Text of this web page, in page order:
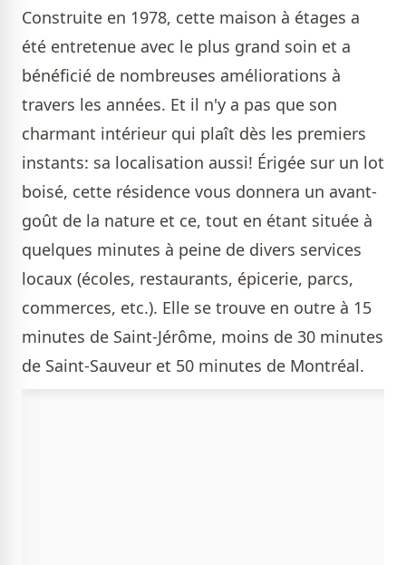
Construite en 1978, cette maison à étages a
été entretenue avec le plus grand soin et a
bénéficié de nombreuses améliorations à
travers les années. Et il n'y a pas que son
charmant intérieur qui plaît dès les premiers
instants: sa localisation aussi! Érigée sur un lot
boisé, cette résidence vous donnera un avant-
goût de la nature et ce, tout en étant située à
quelques minutes à peine de divers services
locaux (écoles, restaurants, épicerie, parcs,
commerces, etc.). Elle se trouve en outre à 15
minutes de Saint-Jérôme, moins de 30 minutes
de Saint-Sauveur et 50 minutes de Montréal.